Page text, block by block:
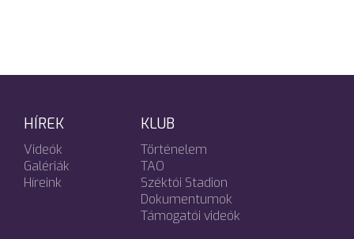
HÍREK
Videók
Galériák
Híreink
KLUB
Történelem
TAO
Széktói Stadion
Dokumentumok
Támogatói videók